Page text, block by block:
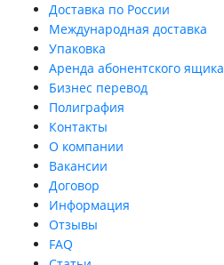
Доставка по России
Международная доставка
Упаковка
Аренда абонентского ящика
Бизнес перевод
Полиграфия
Контакты
О компании
Вакансии
Договор
Информация
Отзывы
FAQ